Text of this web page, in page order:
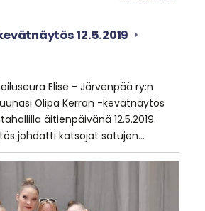
12.5.2019
Elise - Järvenpää ry:n
Olipa Kerran -kevätnäytös
äitienpäivänä 12.5.2019.
johdatti katsojat satujen…